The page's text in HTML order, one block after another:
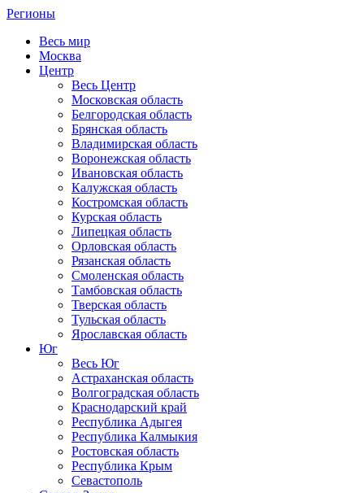
Регионы
Весь мир
Москва
Центр
Весь Центр
Московская область
Белгородская область
Брянская область
Владимирская область
Воронежская область
Ивановская область
Калужская область
Костромская область
Курская область
Липецкая область
Орловская область
Рязанская область
Смоленская область
Тамбовская область
Тверская область
Тульская область
Ярославская область
Юг
Весь Юг
Астраханская область
Волгоградская область
Краснодарский край
Республика Адыгея
Республика Калмыкия
Ростовская область
Республика Крым
Севастополь